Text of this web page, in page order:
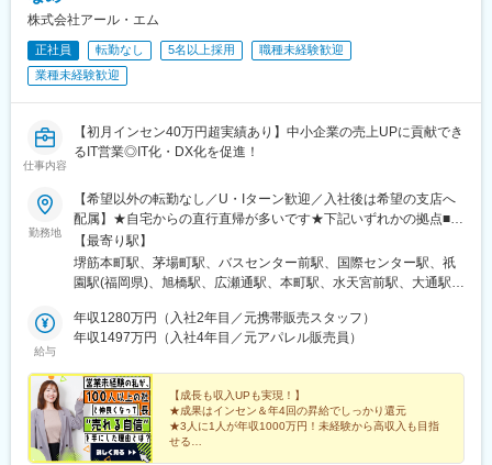
・サイト構想、要件定義
・プロジェクトマネジメント
・公開後の改善提案、運用支援
6名で構成されており、戦略立案から実行支援までチームで連携し
ながらプロジェクトを推進しています。
クライアントの広報責任者や経営層と直接対話し、企業サイト単
体ではなく事業戦略全体を踏まえた提案ができます。戦略立案だ
けでなく実行や改善まで携われる点が特徴です。
■求人魅力
・Web制作ではなく経営課題の整理や戦略策定など最上流工程に
挑戦できます。
・大手BtoB企業を中心に多様な業界案件へ携われ、提案力やコン
サルティング力を磨けます。
当でき、PM経験をさらに上流へ発展させられます。
変更の範囲：会社の定める業務
株式会社アール・エム
正社員 転勤なし 5名以上採用
職種未経験歓迎
業種未経験歓迎
仕事内容
【初月インセン40万円超実績あり】中小企業の売上UPに貢献でき
るIT営業◎IT化・DX化を促進！
勤務地
【希望以外の転勤なし／U・Iターン歓迎／入社後は希望の支店へ
配属】★自宅からの直行直帰が多いです★下記いずれかの拠点■大
阪本社大阪市中央区安土町2-3-13 大阪国際ビルディング5F※営業
先は京都府、兵庫県、奈良県、和歌山県などを含む関西一円■関東
支店東京都中央区新川1-17-25 KDX東茅場町三洋ビル2F※営業先は
札幌オフィス北海道札幌市中央区南一条東1丁目3番 パークイース
ト札幌ビル8F■中部支店愛知県名古屋市中村区名駅3丁目22-8 大
中部一円■九州支店福岡県福岡市博多区祇園町4-2 博多祇園
BLDG.2F※営業先は熊本県、長崎県、広島県、山口県などを含む
九州中国一円■沖縄オフィス沖縄県那覇市泉崎1-10-18
M.BALANCE那覇泉崎8F■宮城オフィス10/19(月)オープン予定宮
城県仙台市青葉区中央2-8-13 大和証券仙台ビル8F※営業先は青森
【最寄り駅】
堺筋本町駅、茅場町駅、バスセンター前駅、国際センター駅、祇
園駅(福岡県)、旭橋駅、広瀬通駅、本町駅、水天宮前駅、大通駅、
駅、八丁堀駅(東京都)、西４丁目駅、名鉄名古屋駅、博多駅、壺川
駅、あおば通駅
給与
年収1280万円（入社2年目／元携帯販売スタッフ）
年収1497万円（入社4年目／元アパレル販売員）
【成長も収入UPも実現！】
★成果はインセン＆年4回の昇給でしっかり還元
★3人に1人が年収1000万円！未経験から高収入も目指
せる